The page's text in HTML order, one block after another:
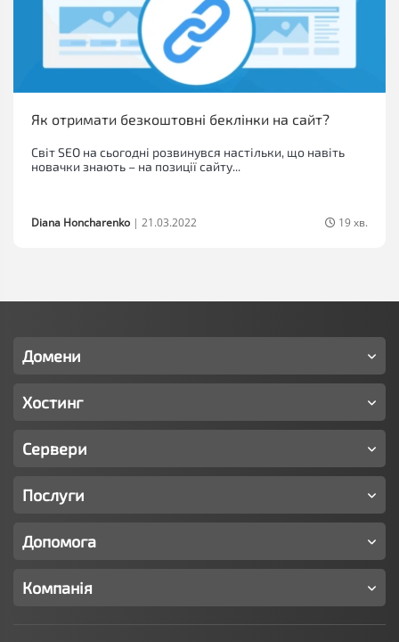
Як отримати безкоштовні беклінки на сайт?
Світ SEO на сьогодні розвинувся настільки, що навіть
новачки знають – на позиції сайту...
Diana Honcharenko | 21.03.2022 19 хв.
Домени
Хостинг
Сервери
Послуги
Допомога
Компанія